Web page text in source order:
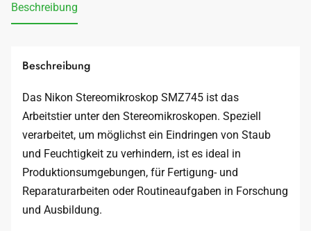
Beschreibung
Beschreibung
Das Nikon Stereomikroskop SMZ745 ist das
Arbeitstier unter den Stereomikroskopen. Speziell
verarbeitet, um möglichst ein Eindringen von Staub
und Feuchtigkeit zu verhindern, ist es ideal in
Produktionsumgebungen, für Fertigung- und
Reparaturarbeiten oder Routineaufgaben in Forschung
und Ausbildung.